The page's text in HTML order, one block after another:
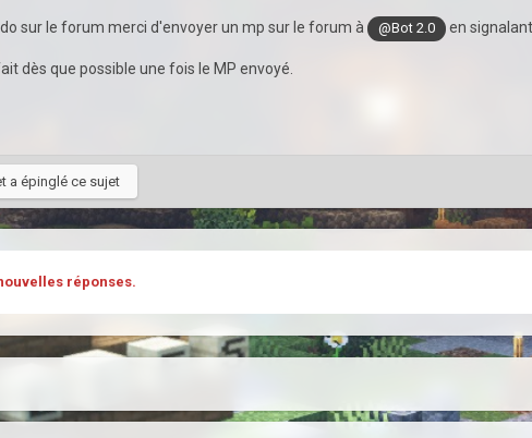
sur le forum merci d'envoyer un mp sur le forum à @Bot 2.0 en
dès que possible une fois le MP envoyé.
a épinglé ce sujet
réponses.